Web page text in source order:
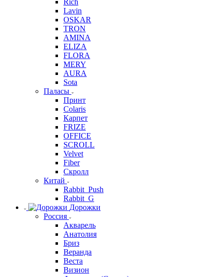
Lavin
OSKAR
TRON
AMINA
ELIZA
FLORA
MERY
AURA
Sota
Паласы
Принт
Colaris
Карпет
FRIZE
OFFICE
SCROLL
Velvet
Fiber
Скролл
Китай
Rabbit_Push
Rabbit_G
Дорожки
Россия
Акварель
Анатолия
Бриз
Веранда
Веста
Визион